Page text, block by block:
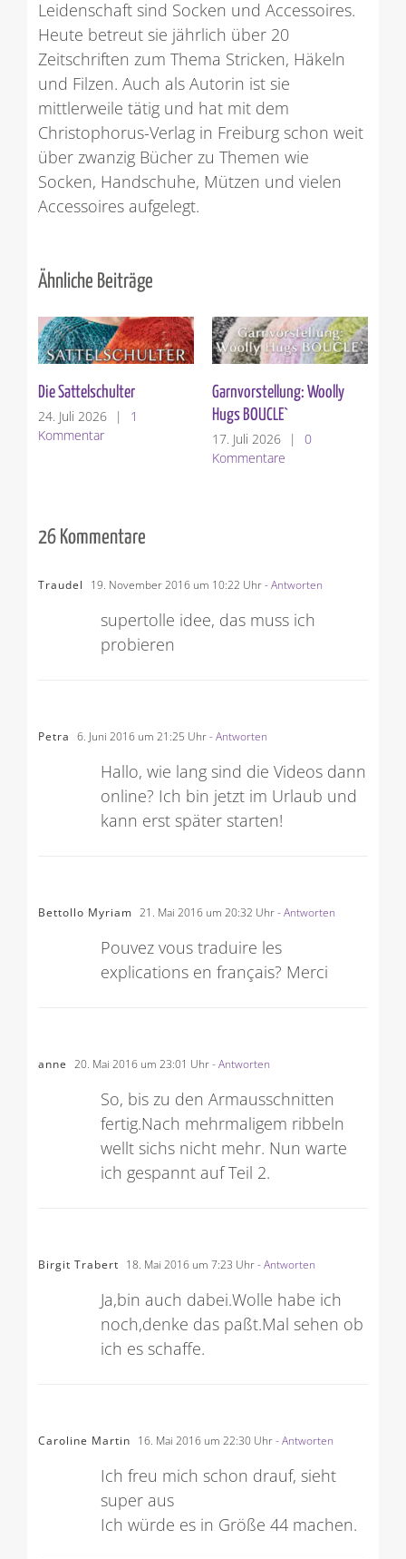
Leidenschaft sind Socken und Accessoires.
Heute betreut sie jährlich über 20
Zeitschriften zum Thema Stricken, Häkeln
und Filzen. Auch als Autorin ist sie
mittlerweile tätig und hat mit dem
Christophorus-Verlag in Freiburg schon weit
über zwanzig Bücher zu Themen wie
Socken, Handschuhe, Mützen und vielen
Accessoires aufgelegt.
Ähnliche Beiträge
Die Sattelschulter
24. Juli 2026
|
1
Kommentar
Garnvorstellung: Woolly
Hugs BOUCLE`
17. Juli 2026
|
0
Kommentare
26 Kommentare
Traudel 19. November 2016 um 10:22 Uhr- Antworten
supertolle idee, das muss ich
probieren
Petra 6. Juni 2016 um 21:25 Uhr- Antworten
Hallo, wie lang sind die Videos dann
online? Ich bin jetzt im Urlaub und
kann erst später starten!
Bettollo Myriam 21. Mai 2016 um 20:32 Uhr- Antworten
Pouvez vous traduire les
explications en français? Merci
anne 20. Mai 2016 um 23:01 Uhr- Antworten
So, bis zu den Armausschnitten
fertig.Nach mehrmaligem ribbeln
wellt sichs nicht mehr. Nun warte
ich gespannt auf Teil 2.
Birgit Trabert 18. Mai 2016 um 7:23 Uhr- Antworten
Ja,bin auch dabei.Wolle habe ich
noch,denke das paßt.Mal sehen ob
ich es schaffe.
Caroline Martin 16. Mai 2016 um 22:30 Uhr- Antworten
Ich freu mich schon drauf, sieht
super aus
Ich würde es in Größe 44 machen.